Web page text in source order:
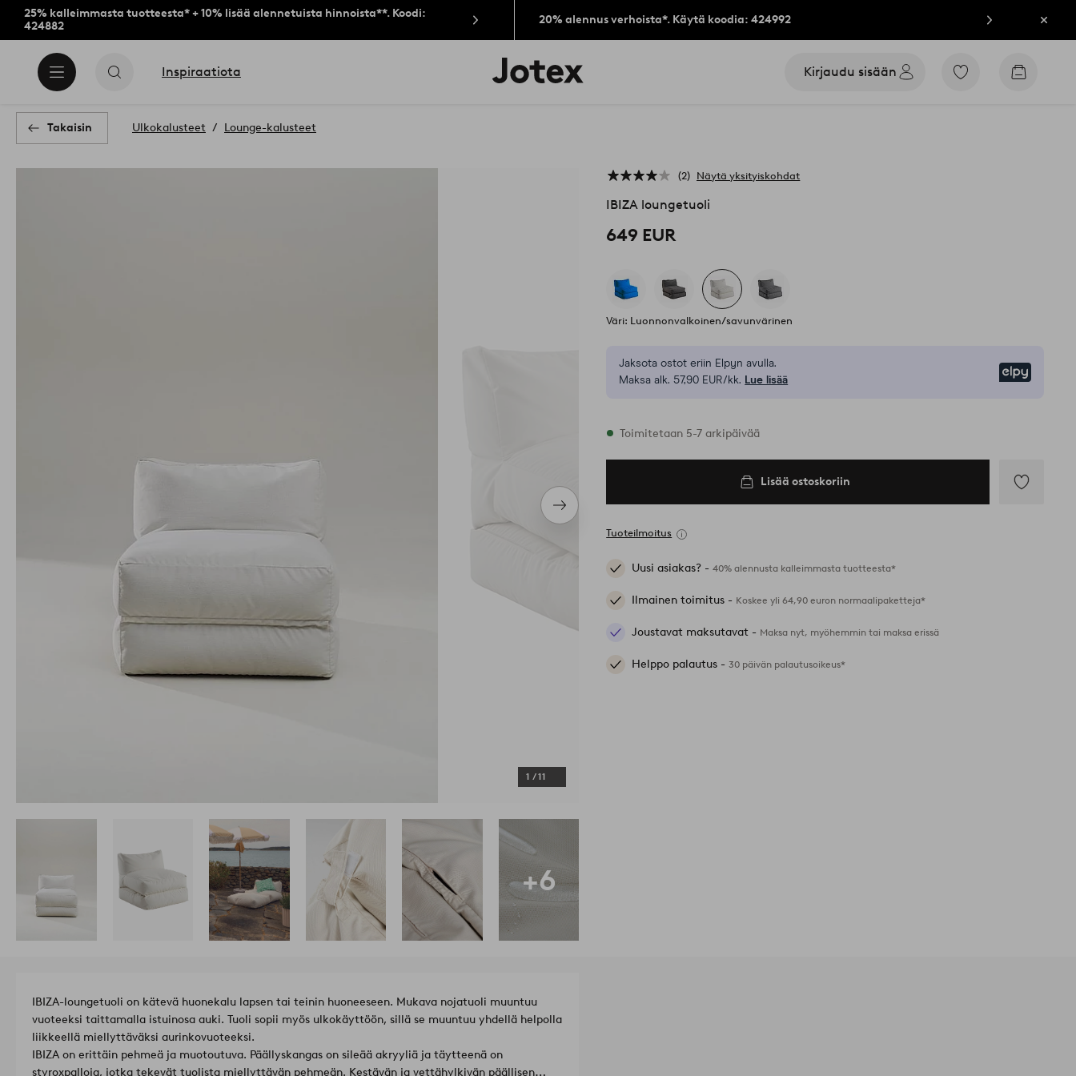
25% kalleimmasta tuotteesta* + 10% lisää alennetuista hinnoista**. Koodi:
424882
20% alennus verhoista*. Käytä koodia: 424992 Sulje
Inspiraatiota
Jotex-
logo
Kirjaudu sisään
Siirry
Siirry
Takaisin Ulkokalusteet Lounge-kalusteet
Seuraava
tuote
1 /11
2 Näytä yksityiskohdat
IBIZA loungetuoli
649 EUR
Väri: Luonnonvalkoinen/savunvärinen
Jaksota ostot eriin Elpyn avulla.
Maksa alk. 57,90 EUR/kk. Lue lisää
Varastossa
Toimitetaan 5-7 arkipäivää
Lisää ostoskoriin
Tuoteilmoitus
Uusi asiakas? -40% alennusta kalleimmasta tuotteesta*
Ilmainen toimitus - Koskee yli 64,90 euron normaalipaketteja*
Joustavat maksutavat - Maksa nyt, myöhemmin tai maksa erissä
Helppo palautus -30 päivän palautusoikeus*
+6
IBIZA-loungetuoli on kätevä huonekalu lapsen tai teinin huoneeseen. Mukava nojatuoli muuntuu
vuoteeksi taittamalla istuinosa auki. Tuoli sopii myös ulkokäyttöön, sillä se muuntuu yhdellä helpolla
liikkeellä miellyttäväksi aurinkovuoteeksi.
IBIZA on erittäin pehmeä ja muotoutuva. Päällyskangas on sileää akryyliä ja täytteenä on
styroxpalloja, jotka tekevät tuolista miellyttävän pehmeän. Kestävän ja vettähylkivän päällisen